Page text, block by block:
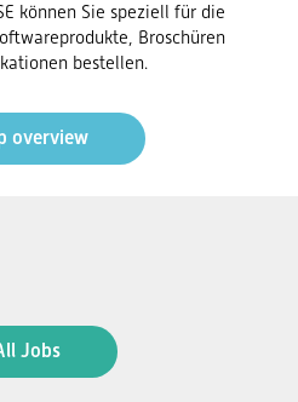
können Sie speziell für die
Broschüren
bestellen.
overview
Jobs